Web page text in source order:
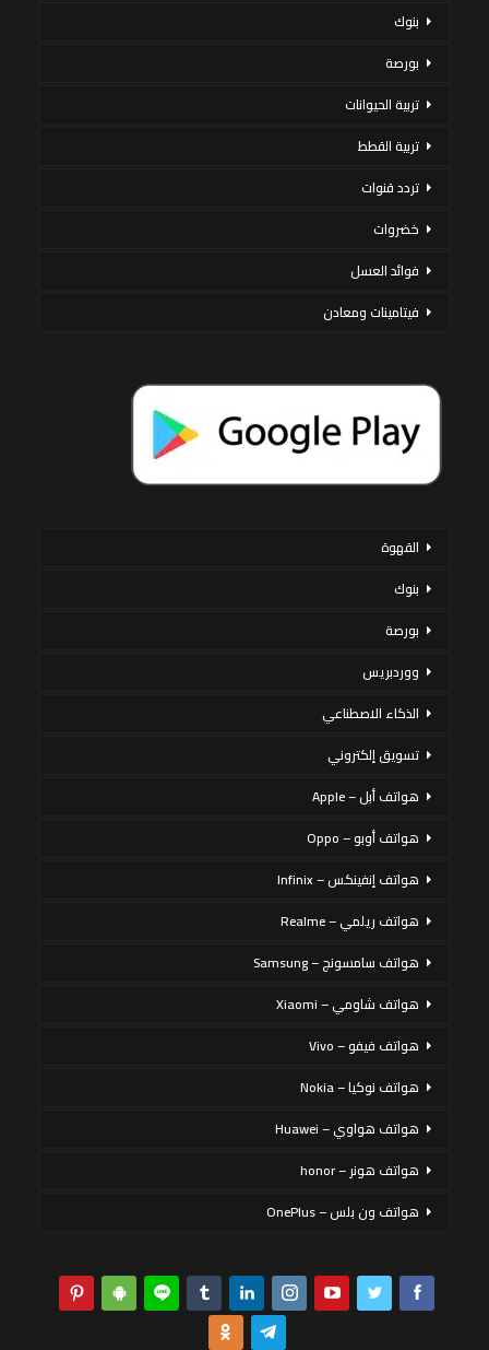
بنوك
بورصة
تربية الحيوانات
تربية القطط
تردد قنوات
خضروات
فوائد العسل
فيتامينات ومعادن
القهوة
بنوك
بورصة
ووردبريس
الذكاء الاصطناعي
تسويق إلكتروني
هواتف أبل – Apple
هواتف أوبو – Oppo
هواتف إنفينكس – Infinix
هواتف ريلمي – Realme
هواتف سامسونج – Samsung
هواتف شاومي – Xiaomi
هواتف فيفو – Vivo
هواتف نوكيا – Nokia
هواتف هواوي – Huawei
هواتف هونر – honor
هواتف ون بلس – OnePlus